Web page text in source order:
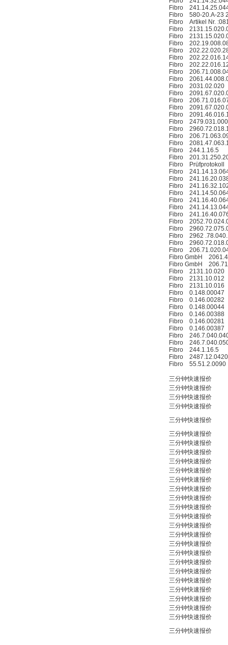
Fibro
Fibro 580-20.A-23
Fibro Artikel Nr.
Fibro
Fibro
Fibro
Fibro
Fibro
Fibro
Fibro
Fibro
Fibro 2031.02.020
Fibro
Fibro
Fibro
Fibro
Fibro
Fibro
Fibro
Fibro
Fibro 244.1.16.5
Fibro
Fibro Prüfprotokoll
Fibro
Fibro
Fibro
Fibro
Fibro
Fibro
Fibro
Fibro
Fibro
Fibro 2962
Fibro
Fibro
Fibro GmbH
Fibro GmbH
Fibro 2131.10.020
Fibro 2131.10.012
Fibro 2131.10.016
Fibro 0.148.00047
Fibro 0.146.00282
Fibro 0.148.00044
Fibro 0.146.00388
Fibro 0.146.00281
Fibro 0.146.00387
Fibro
Fibro
Fibro 244.1.16.5
Fibro
Fibro 55.51.2.0090
三分钟快速报价
三分钟快速报价
三分钟快速报价
三分钟快速报价
三分钟快速报价
三分钟快速报价
三分钟快速报价
三分钟快速报价
三分钟快速报价
三分钟快速报价
三分钟快速报价
三分钟快速报价
三分钟快速报价
三分钟快速报价
三分钟快速报价
三分钟快速报价
三分钟快速报价
三分钟快速报价
三分钟快速报价
三分钟快速报价
三分钟快速报价
三分钟快速报价
三分钟快速报价
三分钟快速报价
三分钟快速报价
三分钟快速报价
三分钟快速报价